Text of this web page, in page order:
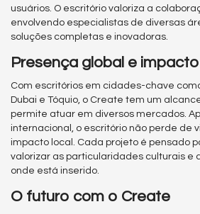
usuários. O escritório valoriza a
envolvendo especialistas de diversas
soluções completas e inovadoras.
Presença global e impacto
Com escritórios em cidades-chave
Dubai e Tóquio, o Create tem um
permite atuar em diversos mercados.
internacional, o escritório não perde de
impacto local. Cada projeto é pensado
valorizar as particularidades culturais e
onde está inserido.
O futuro com o Create